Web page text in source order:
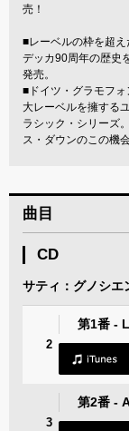
売！
■レーベルの枠を超え
デッカ90周年の歴史
発売。
■ドイツ・グラモフ
大レーベルを擁する
ラシック・シリーズ
ス・ダウンのこの機
曲目
CD
サティ：グノシエ
2
第1番 -
3
第2番 -